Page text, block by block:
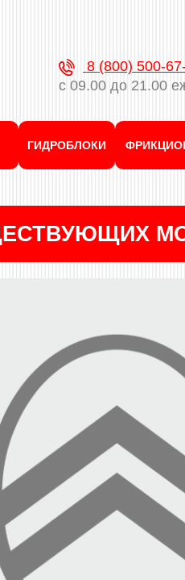
8 (800) 500-
с 09.00 до 21.00
ГИДРОБЛОКИ